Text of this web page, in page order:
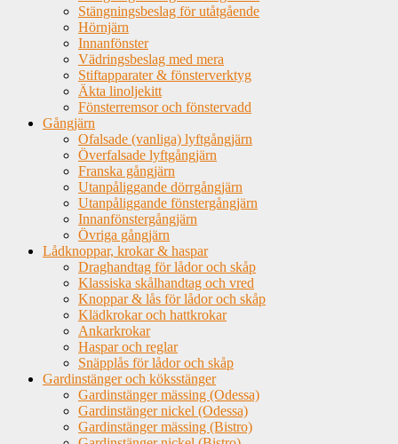
Stängningsbeslag för utåtgående
Hörnjärn
Innanfönster
Vädringsbeslag med mera
Stiftapparater & fönsterverktyg
Äkta linoljekitt
Fönsterremsor och fönstervadd
Gångjärn
Ofalsade (vanliga) lyftgångjärn
Överfalsade lyftgångjärn
Franska gångjärn
Utanpåliggande dörrgångjärn
Utanpåliggande fönstergångjärn
Innanfönstergångjärn
Övriga gångjärn
Lådknoppar, krokar & haspar
Draghandtag för lådor och skåp
Klassiska skålhandtag och vred
Knoppar & lås för lådor och skåp
Klädkrokar och hattkrokar
Ankarkrokar
Haspar och reglar
Snäpplås för lådor och skåp
Gardinstänger och köksstänger
Gardinstänger mässing (Odessa)
Gardinstänger nickel (Odessa)
Gardinstänger mässing (Bistro)